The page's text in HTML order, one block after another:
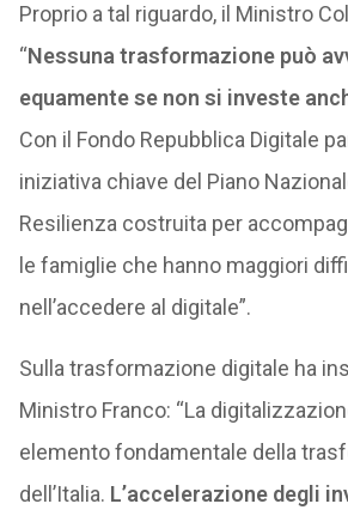
Proprio a tal riguardo, il Ministro
“Nessuna trasformazione può
equamente se non si investe
Con il Fondo Repubblica Digitale
iniziativa chiave del Piano
Resilienza costruita per
le famiglie che hanno maggiori
nell’accedere al digitale”.
Sulla trasformazione digitale ha
Ministro Franco: “La
elemento fondamentale della
dell’Italia. L’accelerazione degli